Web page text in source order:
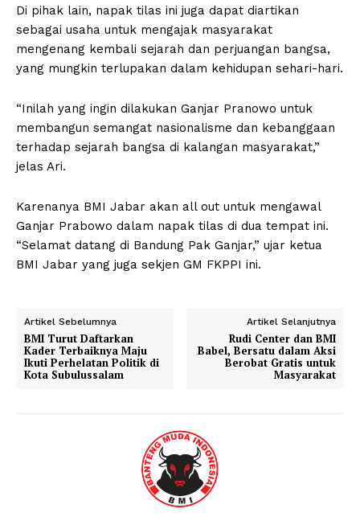
Di pihak lain, napak tilas ini juga dapat diartikan
sebagai usaha untuk mengajak masyarakat
mengenang kembali sejarah dan perjuangan bangsa,
yang mungkin terlupakan dalam kehidupan sehari-hari.
“Inilah yang ingin dilakukan Ganjar Pranowo untuk
membangun semangat nasionalisme dan kebanggaan
terhadap sejarah bangsa di kalangan masyarakat,”
jelas Ari.
Karenanya BMI Jabar akan all out untuk mengawal
Ganjar Prabowo dalam napak tilas di dua tempat ini.
“Selamat datang di Bandung Pak Ganjar,” ujar ketua
BMI Jabar yang juga sekjen GM FKPPI ini.
Artikel Sebelumnya
BMI Turut Daftarkan
Kader Terbaiknya Maju
Ikuti Perhelatan Politik di
Kota Subulussalam
Artikel Selanjutnya
Rudi Center dan BMI
Babel, Bersatu dalam Aksi
Berobat Gratis untuk
Masyarakat